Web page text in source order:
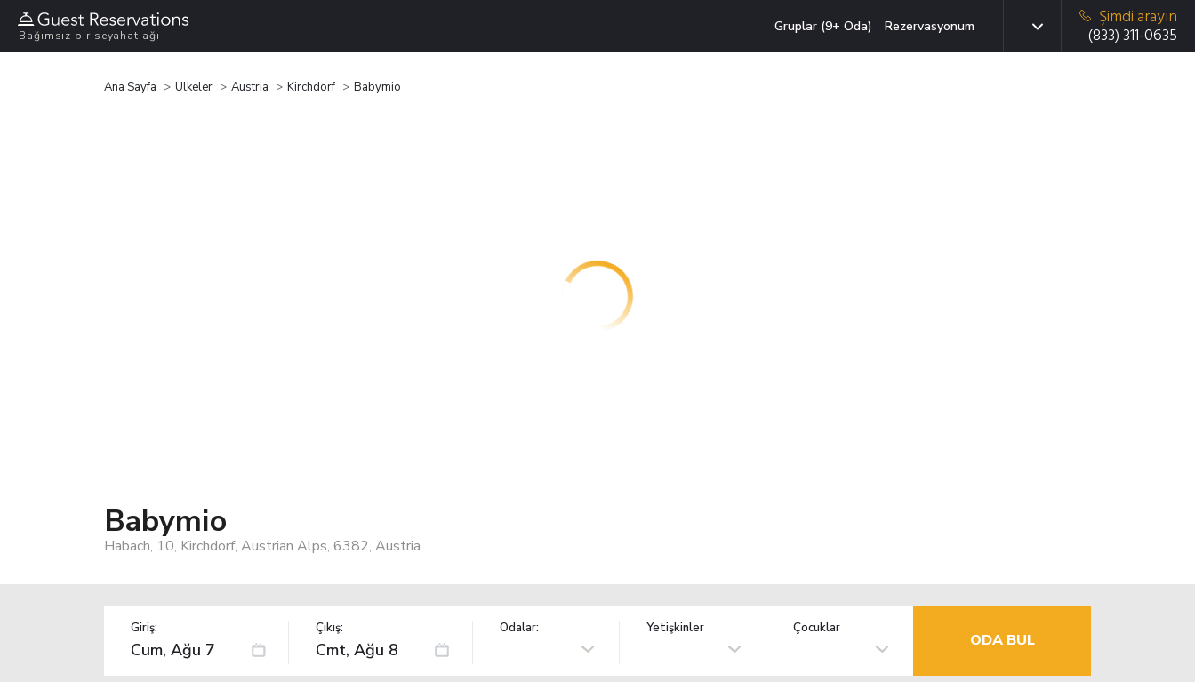
Bağımsız bir seyahat ağı
Gruplar (9+ Oda) Rezervasyonum
Şimdi arayın
(833) 311-0635
Ana Sayfa Ülkeler Austria Kirchdorf Babymio
Babymio
Habach, 10, Kirchdorf, Austrian Alps, 6382, Austria
Giriş: Çıkış: Odalar: Yetişkinler Çocuklar
ODA BUL